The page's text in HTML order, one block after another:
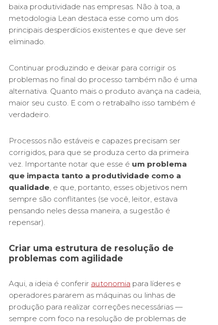
baixa produtividade nas empresas. Não à toa, a
metodologia Lean destaca esse como um dos
principais desperdícios existentes e que deve ser
eliminado.
Continuar produzindo e deixar para corrigir os
problemas no final do processo também não é uma
alternativa. Quanto mais o produto avança na cadeia,
maior seu custo. E com o retrabalho isso também é
verdadeiro.
Processos não estáveis e capazes precisam ser
corrigidos, para que se produza certo da primeira
vez. Importante notar que esse é um problema
que impacta tanto a produtividade como a
qualidade , e que, portanto, esses objetivos nem
sempre são conflitantes (se você, leitor, estava
pensando neles dessa maneira, a sugestão é
repensar).
Criar uma estrutura de resolução de
problemas com agilidade
Aqui, a ideia é conferir autonomia para líderes e
operadores pararem as máquinas ou linhas de
produção para realizar correções necessárias —
sempre com foco na resolução de problemas de